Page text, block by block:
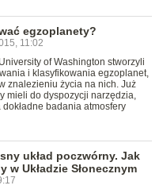
egzoplanety?
11:02
of Washington stworzyli
i klasyfikowania egzoplanet,
znalezieniu życia na nich. Już
mieli do dyspozycji narzędzia,
badania atmosfery
układ poczwórny. Jak
w Układzie Słonecznym